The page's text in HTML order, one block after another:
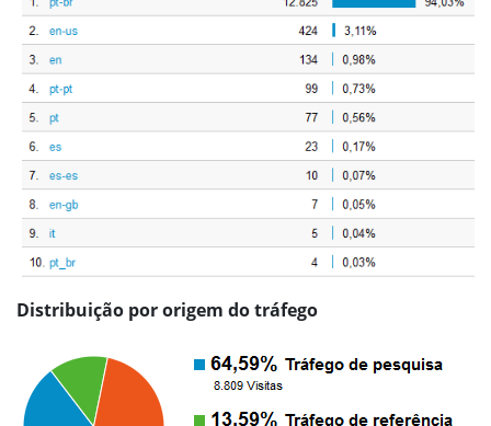
Distribuição por origem do tráfego